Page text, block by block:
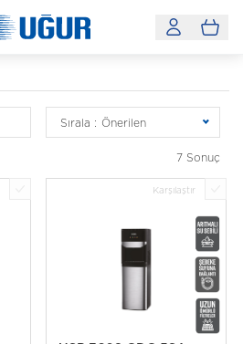
Sırala : Önerilen
7 Sonuç
Karşılaştır